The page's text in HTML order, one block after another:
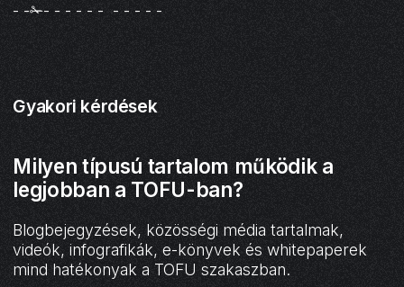
- -✁- - - - - - - - - - -
Gyakori kérdések
Milyen típusú tartalom működik a
legjobban a TOFU-ban?
Blogbejegyzések, közösségi média tartalmak,
videók, infografikák, e-könyvek és whitepaperek
mind hatékonyak a TOFU szakaszban.